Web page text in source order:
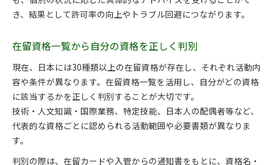
き、結果として許可率の向上やトラブル回避につながります。
在留資格一覧から自分の資格を正しく判別
現在、日本には30種類以上の在留資格が存在し、それぞれ活動内
容や条件が異なります。在留資格一覧を活用し、自分がどの資格
に該当するかを正しく判別することが大切です。
技術・人文知識・国際業務、特定技能、日本人の配偶者等など、
代表的な資格ごとに認められる活動範囲や必要書類が異なりま
す。
判別の際は、在留カードや入管からの通知書をもとに、資格名・